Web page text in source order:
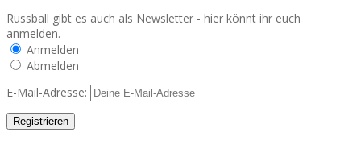
Russball gibt es auch als Newsletter - hier könnt ihr euch
anmelden.
Anmelden
Abmelden
E-Mail-Adresse: